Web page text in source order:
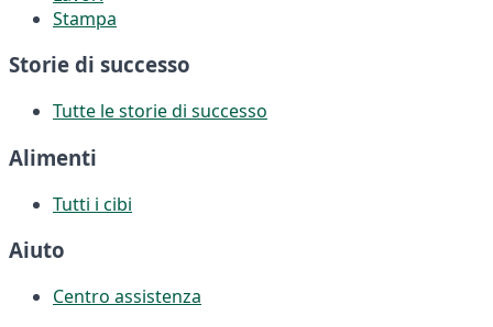
Stampa
Storie di successo
Tutte le storie di successo
Alimenti
Tutti i cibi
Aiuto
Centro assistenza